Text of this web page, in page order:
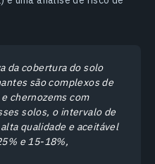
da cobertura do solo
são complexos de
chernozems com
solos, o intervalo de
qualidade e aceitável
e 15-18%,